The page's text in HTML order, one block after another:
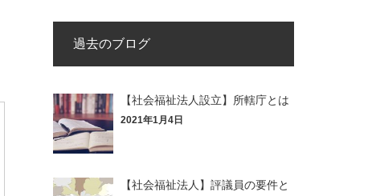
過去のブログ
【社会福祉法人設立】所轄庁とは
2021年1月4日
【社会福祉法人】評議員の要件と